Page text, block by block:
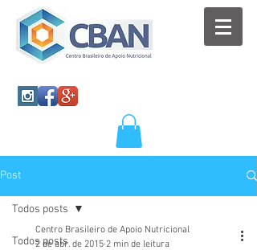
Post
Todos posts
Todos posts
Centro Brasileiro de Apoio Nutricional
2 de abr. de 2015 2 min de leitura